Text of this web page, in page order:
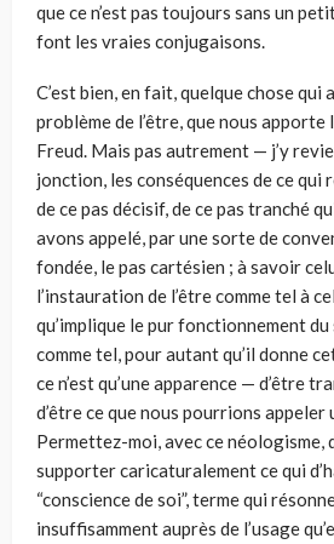
que ce n’est pas toujours sans un
font les vraies conjugaisons.
C’est bien, en fait, quelque chose qui
problème de l’être, que nous apporte
Freud. Mais pas autrement — j’y
jonction, les conséquences de ce qui
de ce pas décisif, de ce pas tranché
avons appelé, par une sorte de
fondée, le pas cartésien ; à savoir
l’instauration de l’être comme tel à
qu’implique le pur fonctionnement
comme tel, pour autant qu’il donne
ce n’est qu’une apparence — d’être
d’être ce que nous pourrions appeler
Permettez-moi, avec ce néologisme,
supporter caricaturalement ce qui
“conscience de soi”, terme qui
insuffisamment auprès de l’usage